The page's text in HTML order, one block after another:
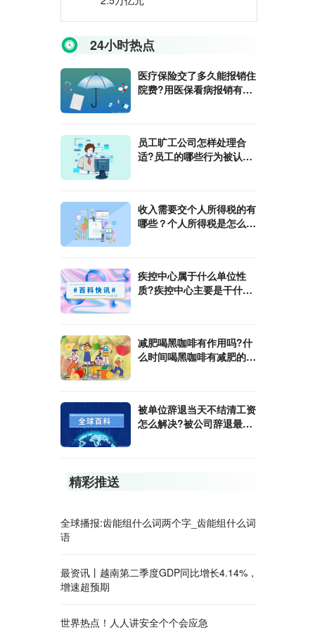
24小时热点
医疗保险交了多久能报销住
院费?用医保看病报销有起
员工旷工公司怎样处理合
适?员工的哪些行为被认定
收入需要交个人所得税的有
哪些？个人所得税是怎么计
​疾控中心属于什么单位性
质?疾控中心主要是干什么
减肥喝黑咖啡有作用吗?什
么时间喝黑咖啡有减肥的效
被单位辞退当天不结清工资
怎么解决?被公司辞退最多
精彩推送
全球播报:齿能组什么词两个字_齿能组什么词
语
最资讯丨越南第二季度GDP同比增长4.14%，
增速超预期
世界热点！人人讲安全个个会应急